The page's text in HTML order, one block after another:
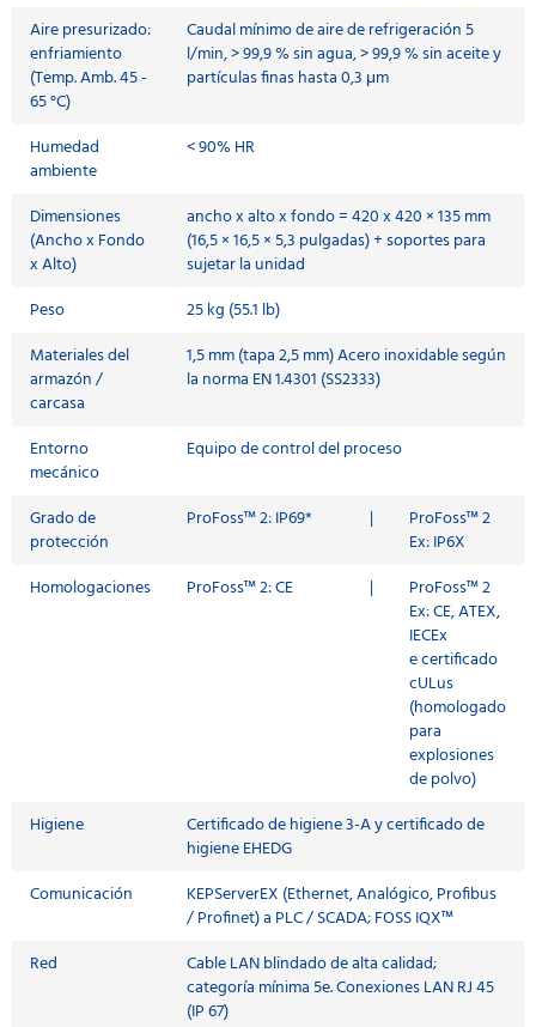
Aire presurizado:
enfriamiento
(Temp. Amb. 45 -
65 °C)
Caudal mínimo de aire de refrigeración 5
l/min, > 99,9 % sin agua, > 99,9 % sin aceite y
partículas finas hasta 0,3 μm
Humedad
ambiente
< 90% HR
Dimensiones
(Ancho x Fondo
x Alto)
ancho x alto x fondo = 420 x 420 × 135 mm
(16,5 × 16,5 × 5,3 pulgadas) + soportes para
sujetar la unidad
Peso
25 kg (55.1 lb)
Materiales del
armazón /
carcasa
1,5 mm (tapa 2,5 mm) Acero inoxidable según
la norma EN 1.4301 (SS2333)
Entorno
mecánico
Equipo de control del proceso
Grado de
protección
ProFoss™ 2: IP69* |
ProFoss™ 2
Ex: IP6X
Homologaciones
ProFoss™ 2: CE |
ProFoss™ 2
Ex: CE, ATEX,
IECEx
e certificado
cULus
(homologado
para
explosiones
de polvo)
Higiene
Certificado de higiene 3-A y certificado de
higiene EHEDG
Comunicación
KEPServerEX (Ethernet, Analógico, Profibus
/ Profinet) a PLC / SCADA; FOSS IQX™
Red
Cable LAN blindado de alta calidad;
categoría mínima 5e. Conexiones LAN RJ 45
(IP 67)